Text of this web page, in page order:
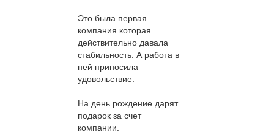
Это была первая
компания которая
действительно давала
стабильность. А работа в
ней приносила
удовольствие.
На день рождение дарят
подарок за счет
компании.